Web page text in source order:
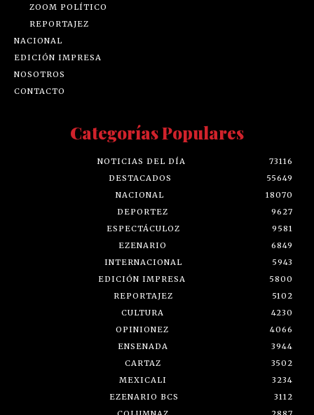
ZOOM POLÍTICO
REPORTAJEZ
NACIONAL
EDICIÓN IMPRESA
NOSOTROS
CONTACTO
Categorías Populares
NOTICIAS DEL DÍA
73116
DESTACADOS
55649
NACIONAL
18070
DEPORTEZ
9627
ESPECTÁCULOZ
9581
EZENARIO
6849
INTERNACIONAL
5943
EDICIÓN IMPRESA
5800
REPORTAJEZ
5102
CULTURA
4230
OPINIONEZ
4066
ENSENADA
3944
CARTAZ
3502
MEXICALI
3234
EZENARIO BCS
3112